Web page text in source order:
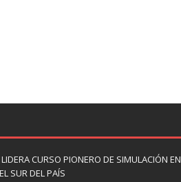
CURSO PIONERO DE SIMULACIÓN EN
SUR DEL PAÍS